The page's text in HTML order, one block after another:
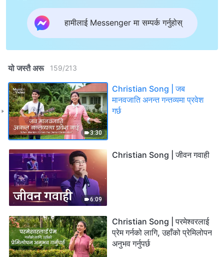
हामीलाई Messenger मा सम्पर्क गर्नुहोस्
यो जस्तै अरू 159/213
3:30
Christian Song | जब
मानवजाति अनन्त गन्तव्यमा प्रवेश
गर्छ
6:09
Christian Song | जीवन गवाही
Christian Song | परमेश्‍वरलाई
प्रेम गर्नको लागि, उहाँको प्रेमिलोपन
अनुभव गर्नुपर्छ